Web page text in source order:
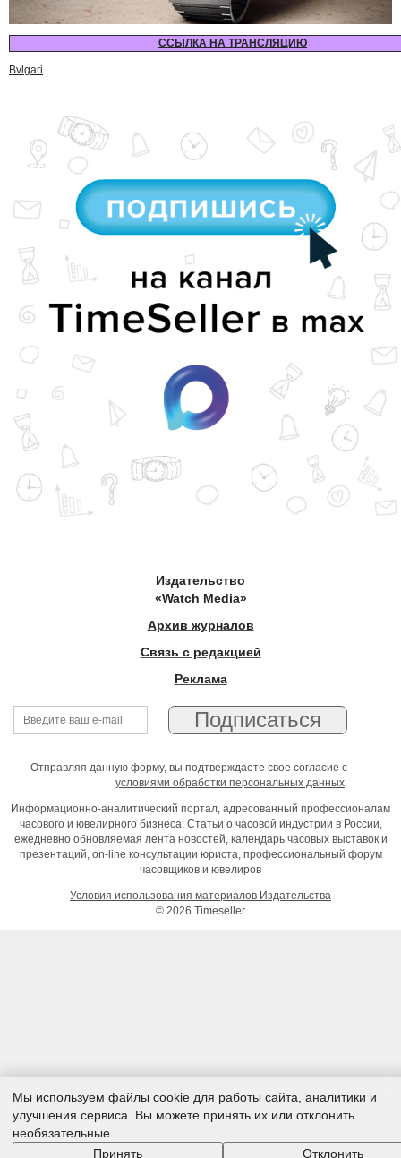
ССЫЛКА НА ТРАНСЛЯЦИЮ
Bvlgari
Издательство
«Watch Media»
Архив журналов
Связь с редакцией
Реклама
Отправляя данную форму, вы подтверждаете свое согласие с
условиями обработки персональных данных.
Информационно-аналитический портал, адресованный профессионалам
часового и ювелирного бизнеса. Статьи о часовой индустрии в России,
ежедневно обновляемая лента новостей, календарь часовых выставок и
презентаций, on-line консультации юриста, профессиональный форум
часовщиков и ювелиров
Условия использования материалов Издательства
© 2026 Timeseller
Мы используем файлы cookie для работы сайта, аналитики и
улучшения сервиса. Вы можете принять их или отклонить
необязательные.
Принять
Отклонить